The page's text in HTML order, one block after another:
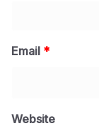
Email *
Website